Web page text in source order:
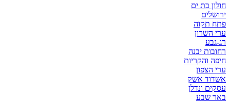
חולון בת ים
ירושלים
פתח תקוה
ערי השרון
רג-גבע
רחובות יבנה
חיפה והקריות
ערי הצפון
אשדוד אשק
עסקים ונדלן
באר שבע